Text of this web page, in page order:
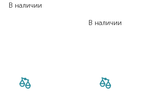
В наличии
В наличии